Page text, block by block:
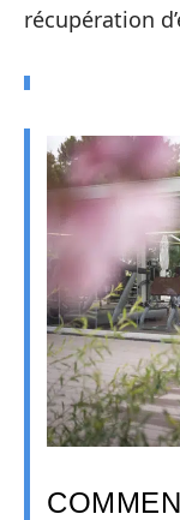
récupération